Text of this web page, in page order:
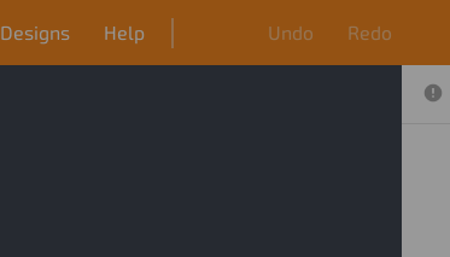
Designs Help Undo Redo